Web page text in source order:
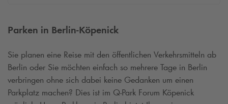
Parken in Berlin-Köpenick
Sie planen eine Reise mit den öffentlichen Verkehrsmitteln ab
Berlin oder Sie möchten einfach so mehrere Tage in Berlin
verbringen ohne sich dabei keine Gedanken um einen
Parkplatz machen? Dies ist im Q-Park Forum Köpenick